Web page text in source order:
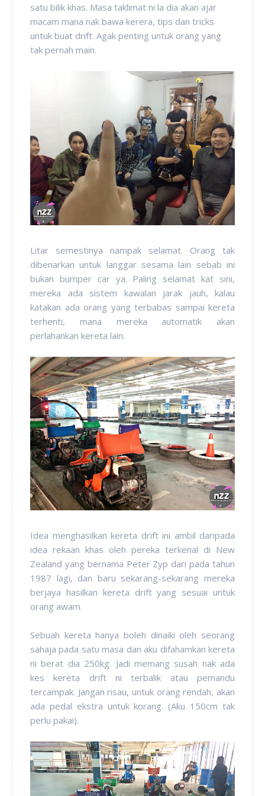
satu bilik khas. Masa taklimat ni la dia akan ajar
macam mana nak bawa kerera, tips dan tricks
untuk buat drift. Agak penting untuk orang yang
tak pernah main.
Litar semestinya nampak selamat. Orang tak
dibenarkan untuk langgar sesama lain sebab ini
bukan bumper car ya. Paling selamat kat sini,
mereka ada sistem kawalan jarak jauh, kalau
katakan ada orang yang terbabas sampai kereta
terhenti, mana mereka automatik akan
perlahankan kereta lain.
Idea menghasilkan kereta drift ini ambil daripada
idea rekaan khas oleh pereka terkenal di New
Zealand yang bernama Peter Zyp dari pada tahun
1987 lagi, dan baru sekarang-sekarang mereka
berjaya hasilkan kereta drift yang sesuai untuk
orang awam.
Sebuah kereta hanya boleh dinaiki oleh seorang
sahaja pada satu masa dan aku difahamkan kereta
ni berat dia 250kg. Jadi memang susah nak ada
kes kereta drift ni terbalik atau pemandu
tercampak. Jangan risau, untuk orang rendah, akan
ada pedal ekstra untuk korang. (Aku 150cm tak
perlu pakai).